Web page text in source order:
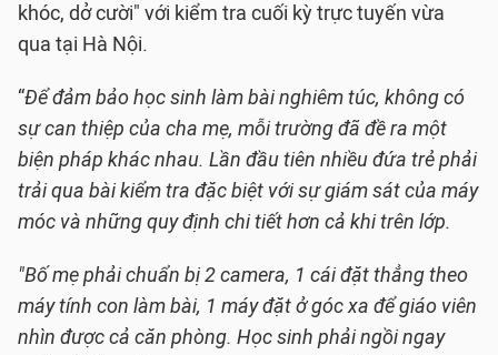
khóc, dở cười" với kiểm tra cuối kỳ trực tuyến vừa
qua tại Hà Nội.
“Để đảm bảo học sinh làm bài nghiêm túc, không có
sự can thiệp của cha mẹ, mỗi trường đã đề ra một
biện pháp khác nhau. Lần đầu tiên nhiều đứa trẻ phải
trải qua bài kiểm tra đặc biệt với sự giám sát của máy
móc và những quy định chi tiết hơn cả khi trên lớp.
"Bố mẹ phải chuẩn bị 2 camera, 1 cái đặt thẳng theo
máy tính con làm bài, 1 máy đặt ở góc xa để giáo viên
nhìn được cả căn phòng. Học sinh phải ngồi ngay